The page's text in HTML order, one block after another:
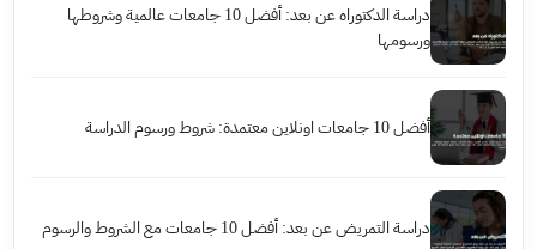
دراسة الدكتوراه عن بعد: أفضل 10 جامعات عالمية وشروطها
ورسومها
أفضل 10 جامعات اونلاين معتمدة: شروط ورسوم الدراسة
دراسة التمريض عن بعد: أفضل 10 جامعات مع الشروط والرسوم